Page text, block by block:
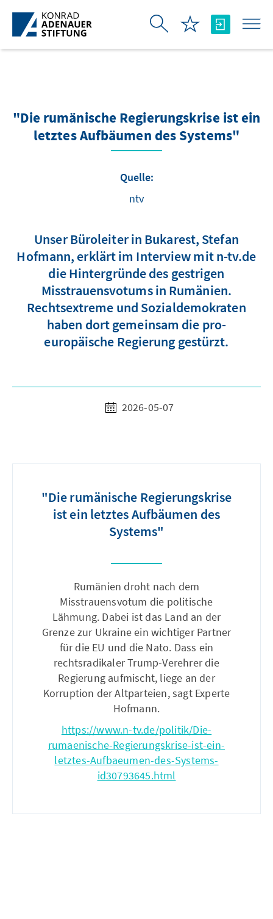
Zum Hauptinhalt springen
"Die rumänische Regierungskrise ist ein
letztes Aufbäumen des Systems"
Quelle:
ntv
Unser Büroleiter in Bukarest, Stefan
Hofmann, erklärt im Interview mit n-tv.de
die Hintergründe des gestrigen
Misstrauensvotums in Rumänien.
Rechtsextreme und Sozialdemokraten
haben dort gemeinsam die pro-
europäische Regierung gestürzt.
2026-05-07
"Die rumänische Regierungskrise
ist ein letztes Aufbäumen des
Systems"
Rumänien droht nach dem
Misstrauensvotum die politische
Lähmung. Dabei ist das Land an der
Grenze zur Ukraine ein wichtiger Partner
für die EU und die Nato. Dass ein
rechtsradikaler Trump-Verehrer die
Regierung aufmischt, liege an der
Korruption der Altparteien, sagt Experte
Hofmann.
https://www.n-tv.de/politik/Die-
rumaenische-Regierungskrise-ist-ein-
letztes-Aufbaeumen-des-Systems-
id30793645.html